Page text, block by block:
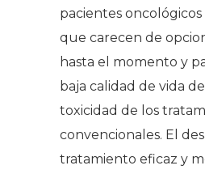
pacientes
que carecen de
hasta el momento y
baja calidad de vida
toxicidad de los
convencionales. El
tratamiento eficaz y